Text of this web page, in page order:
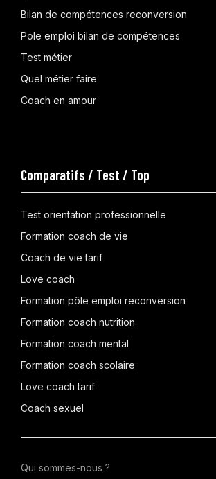
Bilan de compétences reconversion
Pole emploi bilan de compétences
Test métier
Quel métier faire
Coach en amour
Comparatifs / Test / Top
Test orientation professionnelle
Formation coach de vie
Coach de vie tarif
Love coach
Formation pôle emploi reconversion
Formation coach nutrition
Formation coach mental
Formation coach scolaire
Love coach tarif
Coach sexuel
Qui sommes-nous ?